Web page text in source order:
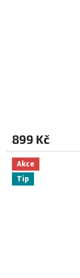
899 Kč
Akce
Tip